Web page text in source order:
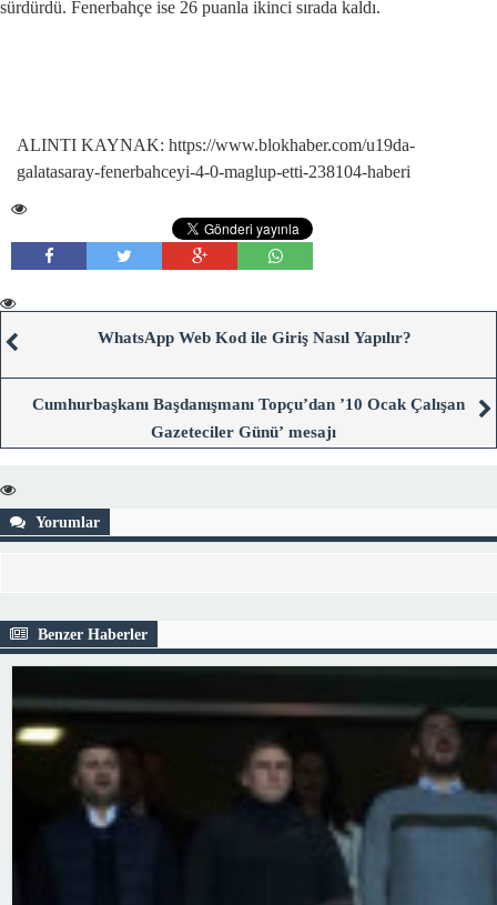
sürdürdü. Fenerbahçe ise 26 puanla ikinci sırada kaldı.
ALINTI KAYNAK: https://www.blokhaber.com/u19da-
galatasaray-fenerbahceyi-4-0-maglup-etti-238104-haberi
WhatsApp Web Kod ile Giriş Nasıl Yapılır?
Cumhurbaşkanı Başdanışmanı Topçu’dan ’10 Ocak Çalışan
Gazeteciler Günü’ mesajı
Yorumlar
Benzer Haberler